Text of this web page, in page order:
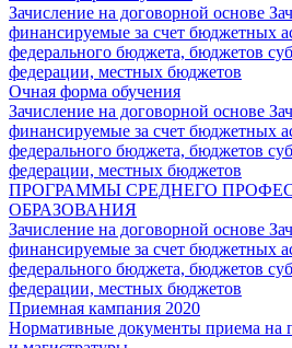
Зачисление на договорной основе
финансируемые за счет бюджетных
федерального бюджета, бюджетов
федерации, местных бюджетов
Очная форма обучения
Зачисление на договорной основе
финансируемые за счет бюджетных
федерального бюджета, бюджетов
федерации, местных бюджетов
ПРОГРАММЫ СРЕДНЕГО
ОБРАЗОВАНИЯ
Зачисление на договорной основе
финансируемые за счет бюджетных
федерального бюджета, бюджетов
федерации, местных бюджетов
Приемная кампания 2020
Нормативные документы приема на